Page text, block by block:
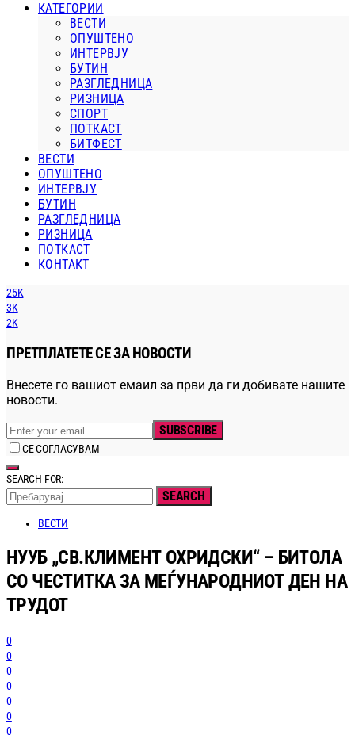
КАТЕГОРИИ
ВЕСТИ
ОПУШТЕНО
ИНТЕРВЈУ
БУТИН
РАЗГЛЕДНИЦА
РИЗНИЦА
СПОРТ
ПОТКАСТ
БИТФЕСТ
ВЕСТИ
ОПУШТЕНО
ИНТЕРВЈУ
БУТИН
РАЗГЛЕДНИЦА
РИЗНИЦА
ПОТКАСТ
КОНТАКТ
25K
3K
2K
ПРЕТПЛАТЕТЕ СЕ ЗА НОВОСТИ
Внесете го вашиот емаил за први да ги добивате нашите
новости.
SUBSCRIBE
СЕ СОГЛАСУВАМ
SEARCH FOR:
SEARCH
ВЕСТИ
НУУБ „СВ.КЛИМЕНТ ОХРИДСКИ“ – БИТОЛА
СО ЧЕСТИТКА ЗА МЕЃУНАРОДНИОТ ДЕН НА
ТРУДОТ
0
0
0
0
0
0
0